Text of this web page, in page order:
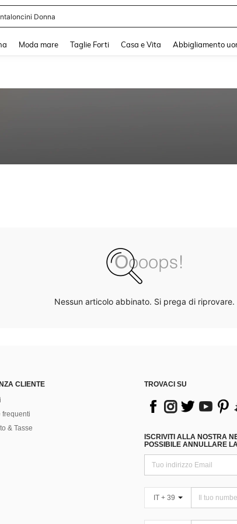
Donna
Moda mare Taglie Forti Casa e Vita Abbigliamento
Nessun articolo abbinato. Si prega di riprovare.
CLIENTE
frequenti
& Tasse
TROVACI SU
ISCRIVITI ALLA NOSTRA
POSSIBILE ANNULLARE
IT + 39